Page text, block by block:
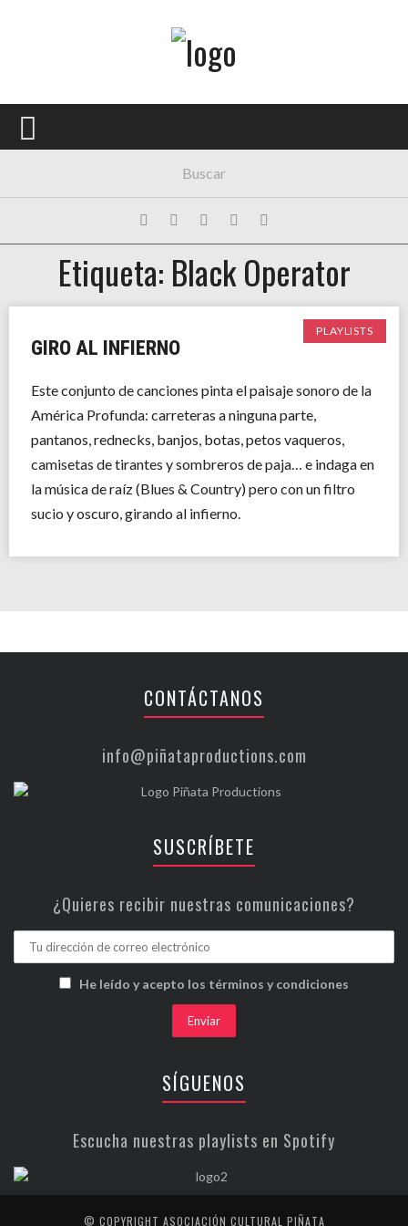
PORTADA
FESTIVALES
EXPOSICIONES
HISTORIAS
Etiqueta: Black Operator
PLAYLISTS
GIRO AL INFIERNO
Este conjunto de canciones pinta el paisaje sonoro de la
América Profunda: carreteras a ninguna parte,
pantanos, rednecks, banjos, botas, petos vaqueros,
camisetas de tirantes y sombreros de paja… e indaga en
la música de raíz (Blues & Country) pero con un filtro
sucio y oscuro, girando al infierno.
CONTÁCTANOS
info@piñataproductions.com
SUSCRÍBETE
¿Quieres recibir nuestras comunicaciones?
He leído y acepto los términos y condiciones
SÍGUENOS
Escucha nuestras playlists en Spotify
© COPYRIGHT ASOCIACIÓN CULTURAL PIÑATA